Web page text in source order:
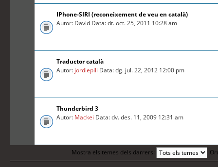
IPhone-SIRI (reconeixement de veu en català)
Autor: David Data: dt. oct. 25, 2011 10:28 am
Traductor català
Autor: jordiepili Data: dg. jul. 22, 2012 12:00 pm
Thunderbird 3
Autor: Mackei Data: dv. des. 11, 2009 12:31 am
Mostra els temes dels darrers: